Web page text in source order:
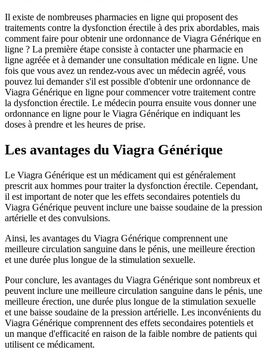
Il existe de nombreuses pharmacies en ligne qui proposent des
traitements contre la dysfonction érectile à des prix abordables, mais
comment faire pour obtenir une ordonnance de Viagra Générique en
ligne ? La première étape consiste à contacter une pharmacie en
ligne agréée et à demander une consultation médicale en ligne. Une
fois que vous avez un rendez-vous avec un médecin agréé, vous
pouvez lui demander s'il est possible d'obtenir une ordonnance de
Viagra Générique en ligne pour commencer votre traitement contre
la dysfonction érectile. Le médecin pourra ensuite vous donner une
ordonnance en ligne pour le Viagra Générique en indiquant les
doses à prendre et les heures de prise.
Les avantages du Viagra Générique
Le Viagra Générique est un médicament qui est généralement
prescrit aux hommes pour traiter la dysfonction érectile. Cependant,
il est important de noter que les effets secondaires potentiels du
Viagra Générique peuvent inclure une baisse soudaine de la pression
artérielle et des convulsions.
Ainsi, les avantages du Viagra Générique comprennent une
meilleure circulation sanguine dans le pénis, une meilleure érection
et une durée plus longue de la stimulation sexuelle.
Pour conclure, les avantages du Viagra Générique sont nombreux et
peuvent inclure une meilleure circulation sanguine dans le pénis, une
meilleure érection, une durée plus longue de la stimulation sexuelle
et une baisse soudaine de la pression artérielle. Les inconvénients du
Viagra Générique comprennent des effets secondaires potentiels et
un manque d'efficacité en raison de la faible nombre de patients qui
utilisent ce médicament.